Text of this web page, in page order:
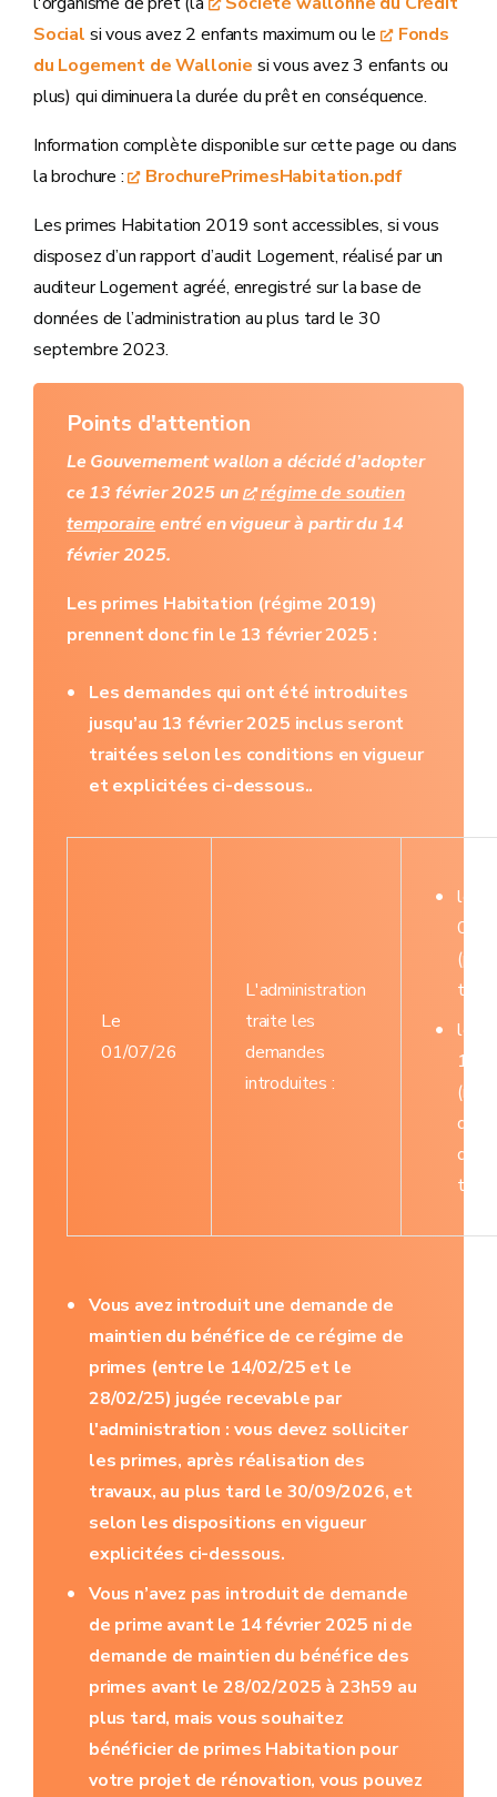
Social si vous avez 2 enfants maximum ou le
Fonds
du Logement de Wallonie si vous avez 3 enfants ou
plus) qui diminuera la durée du prêt en conséquence.
Information complète disponible sur cette page ou dans
la brochure :
BrochurePrimesHabitation.pdf
Les primes Habitation 2019 sont accessibles, si vous
disposez d’un rapport d’audit Logement, réalisé par un
auditeur Logement agréé, enregistré sur la base de
données de l’administration au plus tard le 30
septembre 2023.
Points d'attention
Le Gouvernement wallon a décidé d’adopter
ce 13 février 2025 un
régime de soutien
temporaire entré en vigueur à partir du 14
février 2025.
Les primes Habitation (régime 2019)
prennent donc fin le 13 février 2025 :
Les demandes qui ont été introduites
jusqu’au 13 février 2025 inclus seront
traitées selon les conditions en vigueur
et explicitées ci-dessous..
Le
01/07/26
L'administration
traite les
demandes
introduites :
le
01/
le
13/
de
de
Vous avez introduit une demande de
maintien du bénéfice de ce régime de
primes (entre le 14/02/25 et le
28/02/25) jugée recevable par
l'administration : vous devez solliciter
les primes, après réalisation des
travaux, au plus tard le 30/09/2026, et
selon les dispositions en vigueur
explicitées ci-dessous.
Vous n’avez pas introduit de demande
de prime avant le 14 février 2025 ni de
demande de maintien du bénéfice des
primes avant le 28/02/2025 à 23h59 au
plus tard, mais vous souhaitez
bénéficier de primes Habitation pour
votre projet de rénovation, vous pouvez